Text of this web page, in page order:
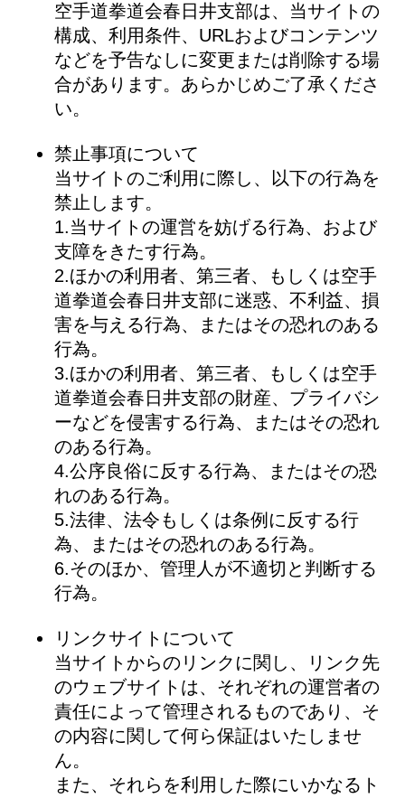
空手道拳道会春日井支部は、当サイトの
構成、利用条件、URLおよびコンテンツ
などを予告なしに変更または削除する場
合があります。あらかじめご了承くださ
い。
禁止事項について
当サイトのご利用に際し、以下の行為を
禁止します。
1.当サイトの運営を妨げる行為、および
支障をきたす行為。
2.ほかの利用者、第三者、もしくは空手
道拳道会春日井支部に迷惑、不利益、損
害を与える行為、またはその恐れのある
行為。
3.ほかの利用者、第三者、もしくは空手
道拳道会春日井支部の財産、プライバシ
ーなどを侵害する行為、またはその恐れ
のある行為。
4.公序良俗に反する行為、またはその恐
れのある行為。
5.法律、法令もしくは条例に反する行
為、またはその恐れのある行為。
6.そのほか、管理人が不適切と判断する
行為。
リンクサイトについて
当サイトからのリンクに関し、リンク先
のウェブサイトは、それぞれの運営者の
責任によって管理されるものであり、そ
の内容に関して何ら保証はいたしませ
ん。
また、それらを利用した際にいかなるト